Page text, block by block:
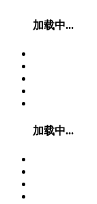
加载中...
加载中...